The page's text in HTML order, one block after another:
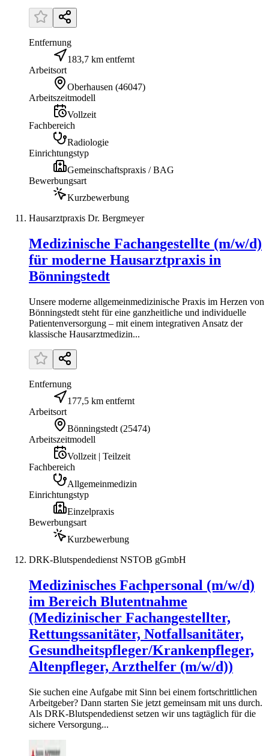
Entfernung
183,7 km entfernt
Arbeitsort
Oberhausen (46047)
Arbeitszeitmodell
Vollzeit
Fachbereich
Radiologie
Einrichtungstyp
Gemeinschaftspraxis / BAG
Bewerbungsart
Kurzbewerbung
Hausarztpraxis Dr. Bergmeyer
Medizinische Fachangestellte (m/w/d)
für moderne Hausarztpraxis in
Bönningstedt
Unsere moderne allgemeinmedizinische Praxis im Herzen von
Bönningstedt steht für eine ganzheitliche und individuelle
Patientenversorgung – mit einem integrativen Ansatz der
klassische Hausarztmedizin...
Entfernung
177,5 km entfernt
Arbeitsort
Bönningstedt (25474)
Arbeitszeitmodell
Vollzeit | Teilzeit
Fachbereich
Allgemeinmedizin
Einrichtungstyp
Einzelpraxis
Bewerbungsart
Kurzbewerbung
DRK-Blutspendedienst NSTOB gGmbH
Medizinisches Fachpersonal (m/w/d)
im Bereich Blutentnahme
(Medizinischer Fachangestellter,
Rettungssanitäter, Notfallsanitäter,
Gesundheitspfleger/Krankenpfleger,
Altenpfleger, Arzthelfer (m/w/d))
Sie suchen eine Aufgabe mit Sinn bei einem fortschrittlichen
Arbeitgeber? Dann starten Sie jetzt gemeinsam mit uns durch.
Als DRK-Blutspendedienst setzen wir uns tagtäglich für die
sichere Versorgung...